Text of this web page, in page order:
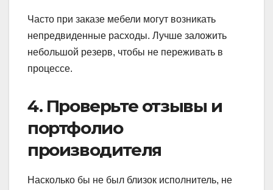
Часто при заказе мебели могут возникать
непредвиденные расходы. Лучше заложить
небольшой резерв, чтобы не переживать в
процессе.
4. Проверьте отзывы и
портфолио
производителя
Насколько бы не был близок исполнитель, не